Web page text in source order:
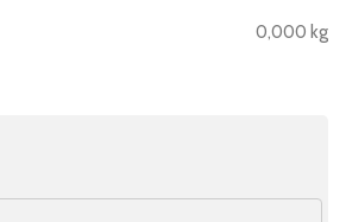
0,000 kg